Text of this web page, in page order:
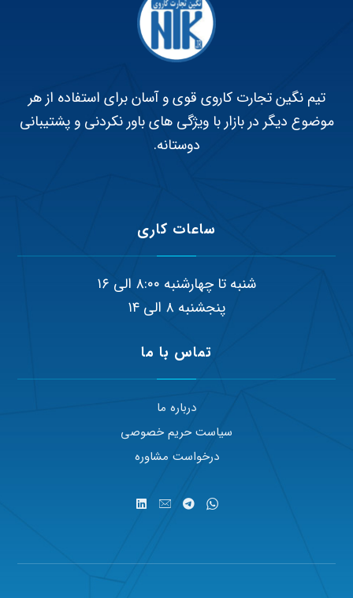
تیم نگین تجارت کاروی قوی و آسان برای استفاده از هر
موضوع دیگر در بازار با ویژگی های باور نکردنی و پشتیبانی
دوستانه.
ساعات کاری
شنبه تا چهارشنبه ۸:۰۰ الی ۱۶
پنجشنبه ۸ الی ۱۴
تماس با ما
درباره ما
سیاست حریم خصوصی
درخواست مشاوره